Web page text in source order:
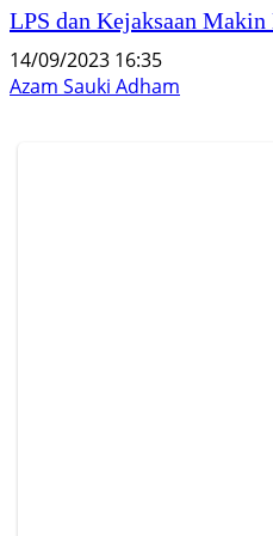
LPS dan Kejaksaan
14/09/2023 16:35
Azam Sauki Adham